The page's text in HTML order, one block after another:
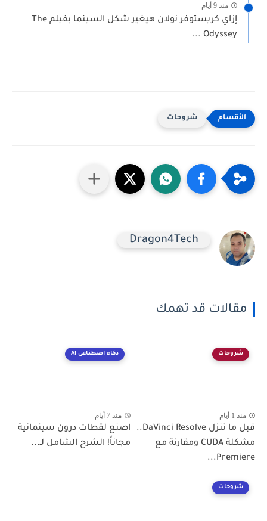
منذ 9 أيام
إزاي كريستوفر نولان هيغير شكل السينما بفيلم The
Odyssey ...
شروحات
Dragon4Tech
مقالات قد تهمك
شروحات
منذ 1 أيام
قبل ما تنزل DaVinci Resolve..
مشكلة CUDA ومقارنة مع
Premiere...
ذكاء اصطناعى AI
منذ 7 أيام
اصنع لقطات درون سينمائية
مجاناً! الشرح الشامل لـ...
شروحات